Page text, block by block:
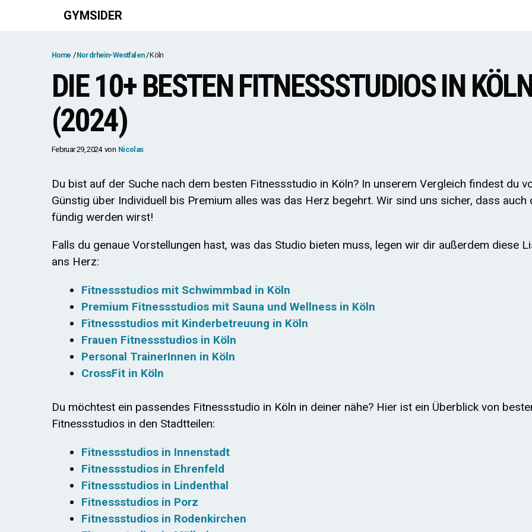
GYMSIDER
Home Nordrhein-Westfalen Köln
DIE 10+ BESTEN FITNESSSTUDIOS IN
(2024)
Februar 29, 2024 von Nicolas
Du bist auf der Suche nach dem besten Fitnessstudio in Köln? In unserem Vergleich findest du
Günstig über Individuell bis Premium alles was das Herz begehrt. Wir sind uns sicher, dass auch
fündig werden wirst!
Falls du genaue Vorstellungen hast, was das Studio bieten muss, legen wir dir außerdem diese
ans Herz:
Fitnessstudios mit Schwimmbad in Köln
Premium Fitnessstudios mit Sauna und Wellness in Köln
Fitnessstudios mit Kinderbetreuung in Köln
Frauen Fitnessstudios in Köln
Personal TrainerInnen in Köln
CrossFit in Köln
Du möchtest ein passendes Fitnessstudio in Köln in deiner nähe? Hier ist ein Überblick von
Fitnessstudios in den Stadtteilen:
Fitnessstudios in Innenstadt
Fitnessstudios in Ehrenfeld
Fitnessstudios in Lindenthal
Fitnessstudios in Porz
Fitnessstudios in Rodenkirchen